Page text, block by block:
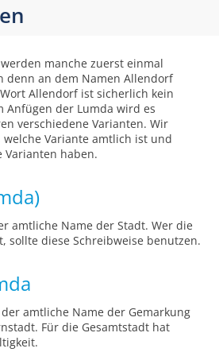
manche zuerst einmal
denn an dem Namen Allendorf
Allendorf ist sicherlich kein
Anfügen der Lumda wird es
verschiedene Varianten. Wir
Variante amtlich ist und
Varianten haben.
amtliche Name der Stadt. Wer die
sollte diese Schreibweise benutzen.
amtliche Name der Gemarkung
Für die Gesamtstadt hat